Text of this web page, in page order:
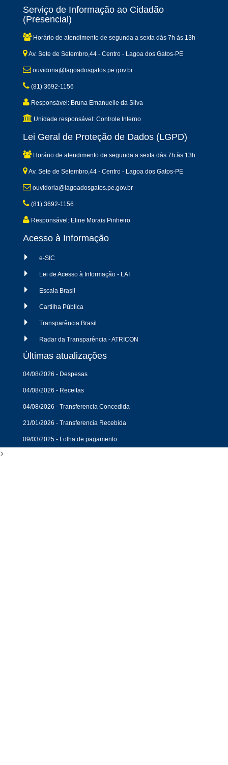
Serviço de Informação ao Cidadão
(Presencial)
Horário de atendimento de segunda a sexta dàs 7h às 13h
Av. Sete de Setembro,44 - Centro - Lagoa dos Gatos-PE
ouvidoria@lagoadosgatos.pe.gov.br
(81) 3692-1156
Responsável: Bruna Emanuelle da Silva
Unidade responsável: Controle Interno
Lei Geral de Proteção de Dados (LGPD)
Horário de atendimento de segunda a sexta dàs 7h às 13h
Av. Sete de Setembro,44 - Centro - Lagoa dos Gatos-PE
ouvidoria@lagoadosgatos.pe.gov.br
(81) 3692-1156
Responsável: Eline Morais Pinheiro
Acesso à Informação
e-SIC
Lei de Acesso à Informação - LAI
Escala Brasil
Cartilha Pública
Transparência Brasil
Radar da Transparência - ATRICON
Últimas atualizações
04/08/2026 - Despesas
04/08/2026 - Receitas
04/08/2026 - Transferencia Concedida
21/01/2026 - Transferencia Recebida
09/03/2025 - Folha de pagamento
>